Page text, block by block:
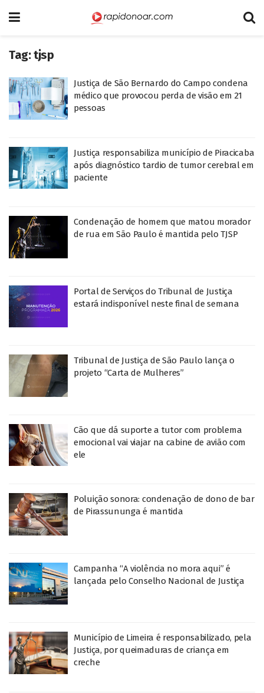
Tag:tjsp
Justiça de São Bernardo do Campo condena
médico que provocou perda de visão em 21
pessoas
Justiça responsabiliza município de Piracicaba
após diagnóstico tardio de tumor cerebral em
paciente
Condenação de homem que matou morador
de rua em São Paulo é mantida pelo TJSP
Portal de Serviços do Tribunal de Justiça
estará indisponível neste final de semana
Tribunal de Justiça de São Paulo lança o
projeto “Carta de Mulheres”
Cão que dá suporte a tutor com problema
emocional vai viajar na cabine de avião com
ele
Poluição sonora: condenação de dono de bar
de Pirassununga é mantida
Campanha “A violência no mora aqui” é
lançada pelo Conselho Nacional de Justiça
Município de Limeira é responsabilizado, pela
Justiça, por queimaduras de criança em
creche